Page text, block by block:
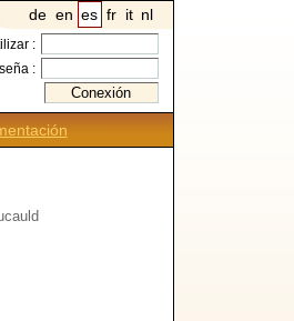
de en es fr it nl
:
: